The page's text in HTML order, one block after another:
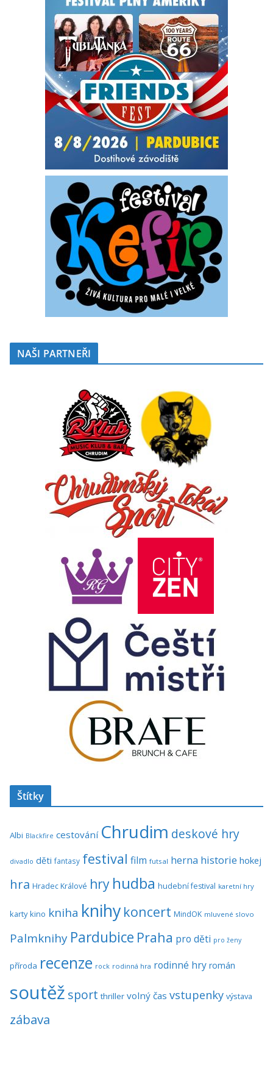
NAŠI PARTNEŘI
Štítky
Albi Blackfire cestování Chrudim deskové hry
divadlo děti fantasy festival film futsal herna historie hokej
hra Hradec Králové hry hudba hudební festival karetní hry
karty kino kniha knihy koncert MindOK mluvené slovo
Palmknihy Pardubice Praha pro děti pro ženy
příroda recenze rock rodinná hra rodinné hry román
soutěž sport thriller volný čas vstupenky výstava
zábava